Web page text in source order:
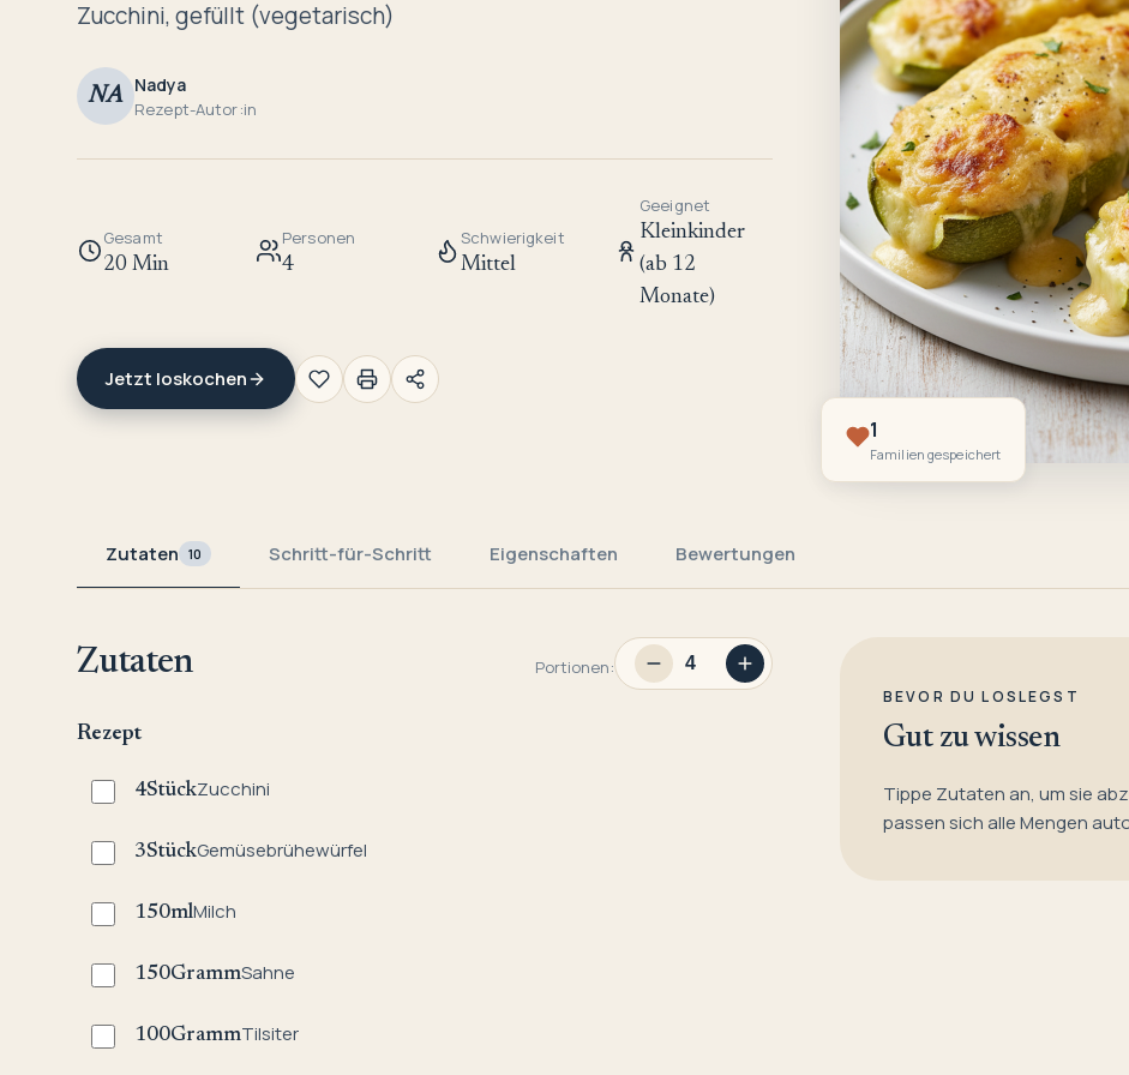
Zucchini, gefüllt (vegetarisch)
NA Nadya
Rezept-Autor:in
Gesamt
20 Min
Personen
4
Schwierigkeit
Mittel
Geeignet
Kleinkinder
(ab 12
Monate)
Jetzt loskochen
1
Familien gespeichert
Zutaten 10 Schritt-für-Schritt Eigenschaften Bewertungen
Zutaten Portionen:
Rezept
4StückZucchini
3StückGemüsebrühewürfel
150mlMilch
150GrammSahne
100GrammTilsiter
BEVOR DU LOSLEGST
Gut zu wissen
Tippe Zutaten an, um sie
passen sich alle Mengen